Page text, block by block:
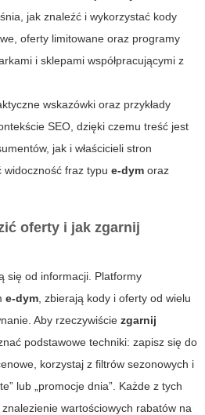
jak znaleźć i wykorzystać kody
oferty limitowane oraz programy
i sklepami współpracującymi z
wskazówki oraz przykłady
SEO, dzięki czemu treść jest
jak i właścicieli stron
widoczność fraz typu e-dym oraz
oferty i jak zgarnij
się od informacji. Platformy
e-dym, zbierają kody i oferty od wielu
Aby rzeczywiście zgarnij
podstawowe techniki: zapisz się do
korzystaj z filtrów sezonowych i
lub „promocje dnia”. Każde z tych
wartościowych rabatów na